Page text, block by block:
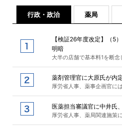
行政・政治 薬局
【検証26年度改定】（5
明暗
大半の店舗で基本料1を断念
薬剤管理官に大原氏が内
厚労省人事、薬事企画官に
医薬担当審議官に中井氏
厚労省人事、薬局関連施策